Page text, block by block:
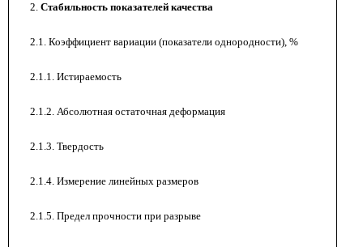
2. Стабильность показателей качества
2.1. Коэффициент вариации (показатели однородности), %
2.1.1. Истираемость
2.1.2. Абсолютная остаточная деформация
2.1.3. Твердость
2.1.4. Измерение линейных размеров
2.1.5. Предел прочности при разрыве